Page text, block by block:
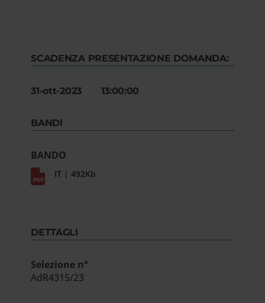
SCADENZA PRESENTAZIONE DOMANDA:
31-ott-2023 13:00:00
BANDI
BANDO
IT | 492Kb
DETTAGLI
Selezione n°
AdR4315/23